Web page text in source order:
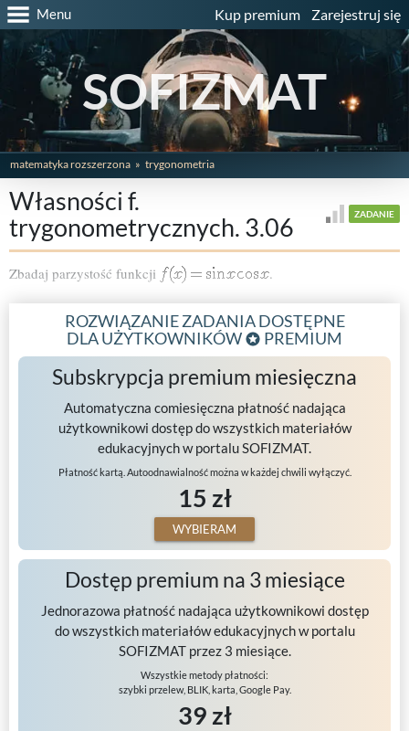
Menu Kup premium Zarejestruj się
SOFIZMAT
matematyka rozszerzona trygonometria
Własności f.
trygonometrycznych. 3.06
ZADANIE
Zbadaj parzystość funkcji .
ROZWIĄZANIE ZADANIA DOSTĘPNE
DLA UŻYTKOWNIKÓW
PREMIUM
Subskrypcja premium miesięczna
Automatyczna comiesięczna płatność nadająca
użytkownikowi dostęp do wszystkich materiałów
edukacyjnych w portalu SOFIZMAT.
Płatność kartą. Autoodnawialność można w każdej chwili wyłączyć.
15 zł
WYBIERAM
Dostęp premium na 3 miesiące
Jednorazowa płatność nadająca użytkownikowi dostęp
do wszystkich materiałów edukacyjnych w portalu
SOFIZMAT przez 3 miesiące.
Wszystkie metody płatności:
szybki przelew, BLIK, karta, Google Pay.
39 zł